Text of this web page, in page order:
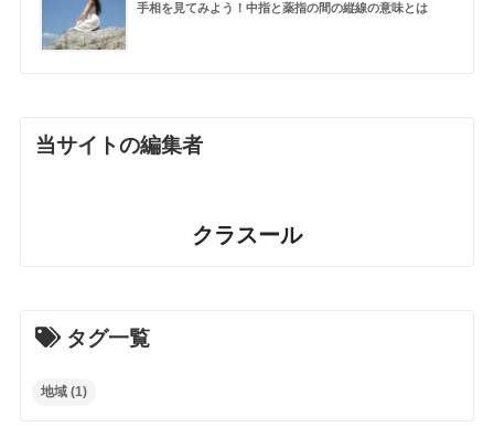
手相を見てみよう！中指と薬指の間の縦線の意味とは
当サイトの編集者
クラスール
タグ一覧
地域(1)